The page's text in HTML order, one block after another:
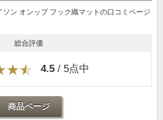
ン オンップ フック織マットの口コミページ
総合評価
4.5 / 5点中
商品ページ